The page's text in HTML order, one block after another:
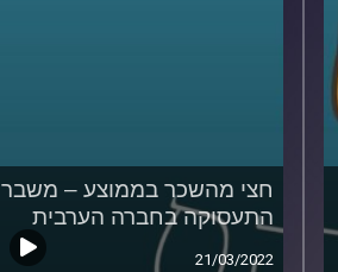
חצי מהשכר בממוצע – משבר
התעסוקה בחברה הערבית
21/03/2022